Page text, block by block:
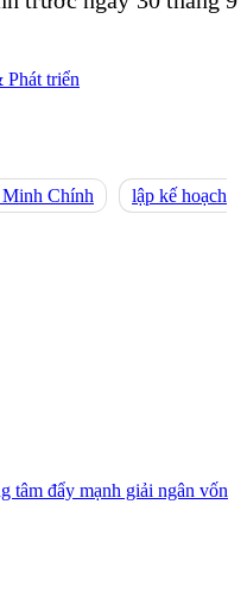
triển
Chính
lập kế hoạch
tâm đẩy mạnh giải ngân vốn